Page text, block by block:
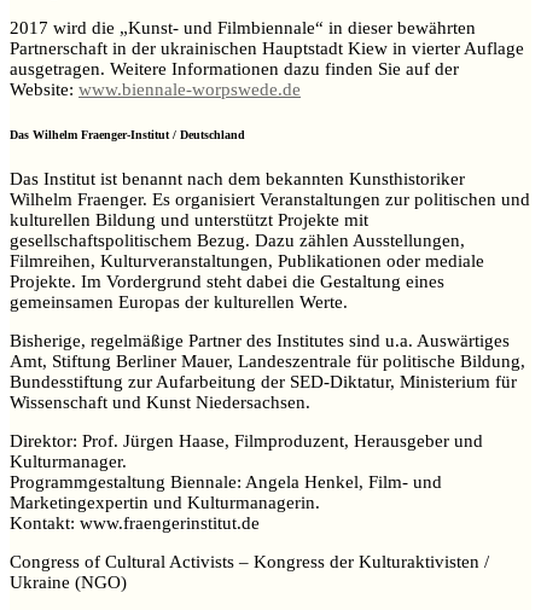
2017 wird die „Kunst- und Filmbiennale“ in dieser bewährten
Partnerschaft in der ukrainischen Hauptstadt Kiew in vierter Auflage
ausgetragen. Weitere Informationen dazu finden Sie auf der
Website: www.biennale-worpswede.de
Das Wilhelm Fraenger-Institut / Deutschland
Das Institut ist benannt nach dem bekannten Kunsthistoriker
Wilhelm Fraenger. Es organisiert Veranstaltungen zur politischen und
kulturellen Bildung und unterstützt Projekte mit
gesellschaftspolitischem Bezug. Dazu zählen Ausstellungen,
Filmreihen, Kulturveranstaltungen, Publikationen oder mediale
Projekte. Im Vordergrund steht dabei die Gestaltung eines
gemeinsamen Europas der kulturellen Werte.
Bisherige, regelmäßige Partner des Institutes sind u.a. Auswärtiges
Amt, Stiftung Berliner Mauer, Landeszentrale für politische Bildung,
Bundesstiftung zur Aufarbeitung der SED-Diktatur, Ministerium für
Wissenschaft und Kunst Niedersachsen.
Direktor: Prof. Jürgen Haase, Filmproduzent, Herausgeber und
Kulturmanager.
Programmgestaltung Biennale: Angela Henkel, Film- und
Marketingexpertin und Kulturmanagerin.
Kontakt: www.fraengerinstitut.de
Congress of Cultural Activists – Kongress der Kulturaktivisten /
Ukraine (NGO)